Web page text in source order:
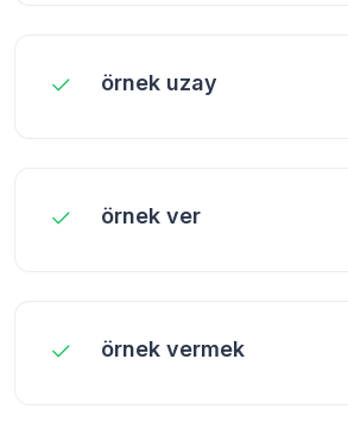
örnek uzay
örnek ver
örnek vermek